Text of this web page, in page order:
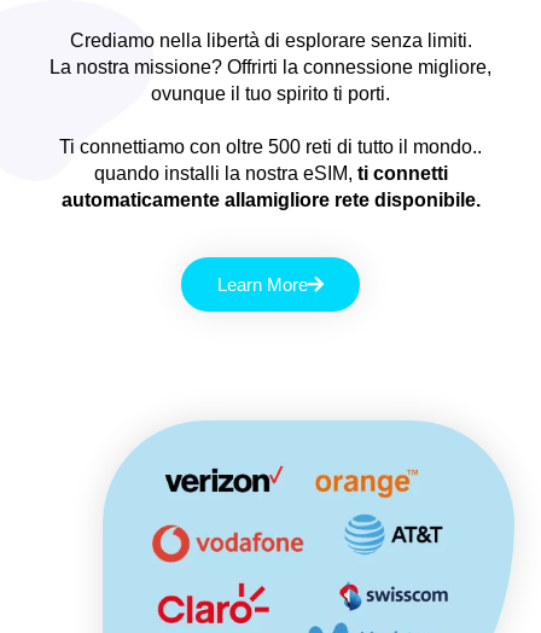
Crediamo nella libertà di esplorare senza limiti.
La nostra missione? Offrirti la connessione migliore,
ovunque il tuo spirito ti porti.
Ti connettiamo con oltre 500 reti di tutto il mondo..
quando installi la nostra eSIM, ti connetti
automaticamente allamigliore rete disponibile.
Learn More